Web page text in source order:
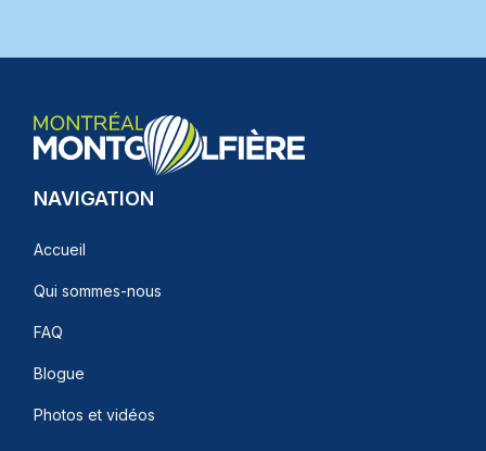
NAVIGATION
Accueil
Qui sommes-nous
FAQ
Blogue
Photos et vidéos